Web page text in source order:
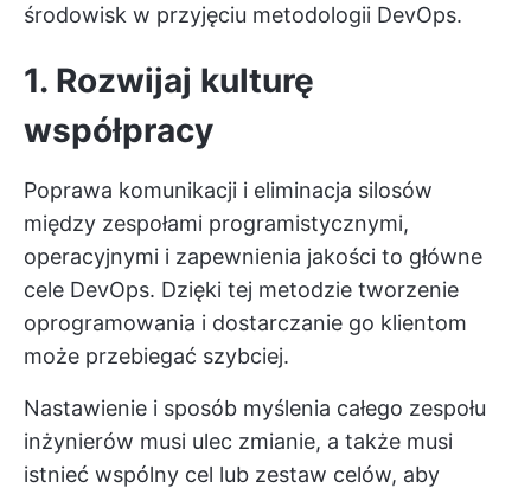
środowisk w przyjęciu metodologii DevOps.
1. Rozwijaj kulturę
współpracy
Poprawa komunikacji i eliminacja silosów
między zespołami programistycznymi,
operacyjnymi i zapewnienia jakości to główne
cele DevOps. Dzięki tej metodzie tworzenie
oprogramowania i dostarczanie go klientom
może przebiegać szybciej.
Nastawienie i sposób myślenia całego zespołu
inżynierów musi ulec zmianie, a także musi
istnieć wspólny cel lub zestaw celów, aby